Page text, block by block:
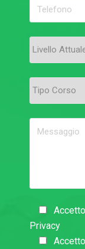
Privacy